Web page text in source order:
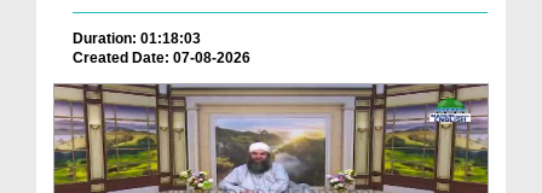
Duration: 01:18:03
Created Date: 07-08-2026